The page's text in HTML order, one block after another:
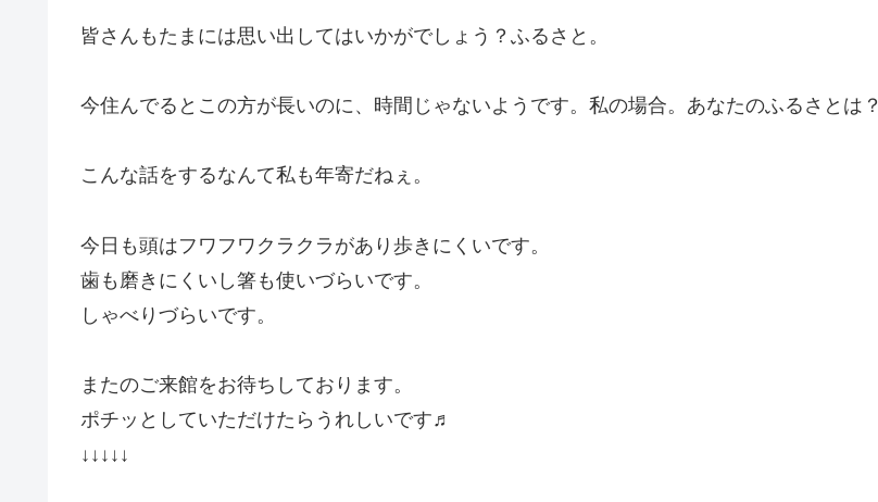
皆さんもたまには思い出してはいかがでしょう？ふるさと。
今住んでるとこの方が長いのに、時間じゃないようです。私の場合。あなたのふるさとは？
こんな話をするなんて私も年寄だねぇ。
今日も頭はフワフワクラクラがあり歩きにくいです。
歯も磨きにくいし箸も使いづらいです。
しゃべりづらいです。
またのご来館をお待ちしております。
ポチッとしていただけたらうれしいです♬
↓↓↓↓↓